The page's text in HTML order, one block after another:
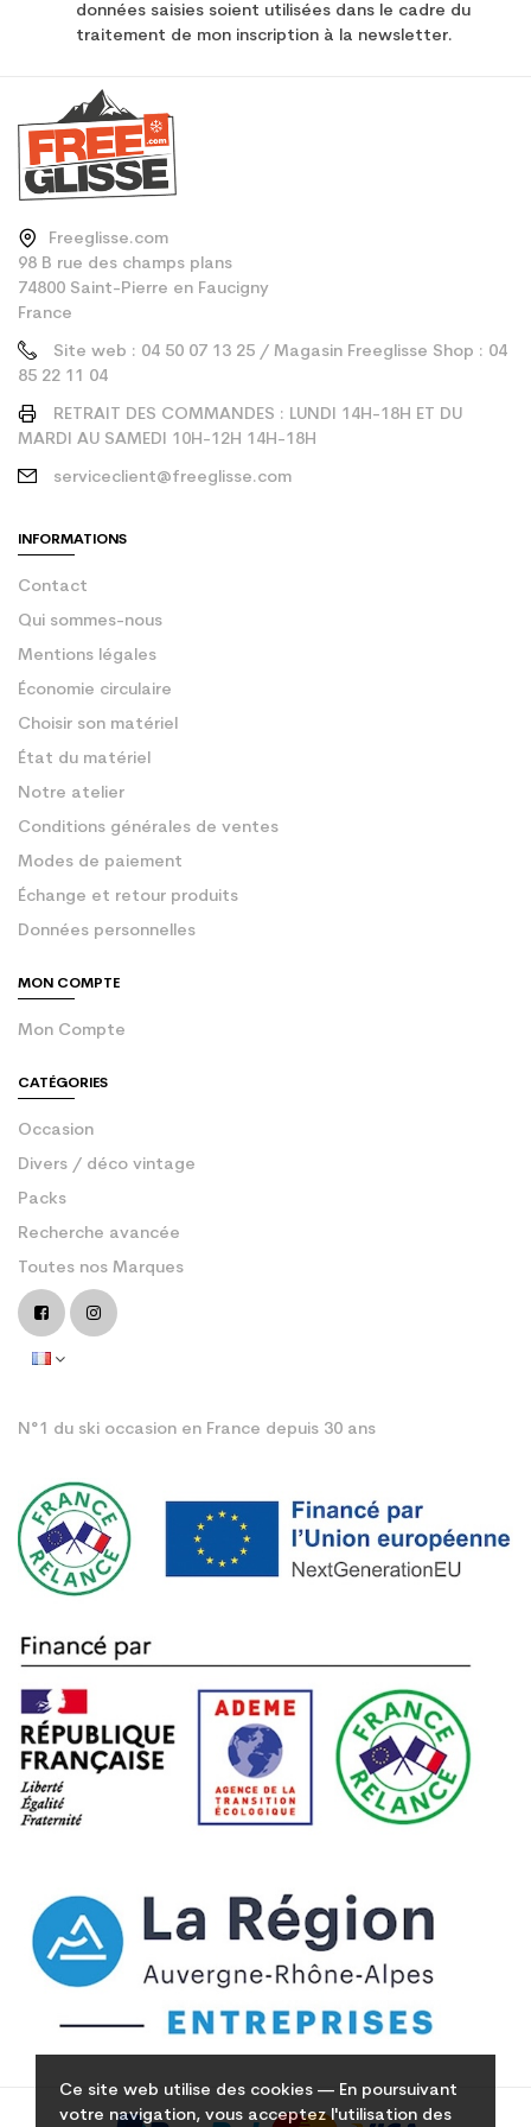
Ce site web utilise des cookies — En poursuivant
votre navigation, vous acceptez l'utilisation des
données saisies soient utilisées dans le cadre du
traitement de mon inscription à la newsletter.
Freeglisse.com
98 B rue des champs plans
74800 Saint-Pierre en Faucigny
France
Site web : 04 50 07 13 25 / Magasin Freeglisse Shop : 04
85 22 11 04
RETRAIT DES COMMANDES : LUNDI 14H-18H ET DU
MARDI AU SAMEDI 10H-12H 14H-18H
serviceclient@freeglisse.com
INFORMATIONS
Contact
Qui sommes-nous
Mentions légales
Économie circulaire
Choisir son matériel
État du matériel
Notre atelier
Conditions générales de ventes
Modes de paiement
Échange et retour produits
Données personnelles
MON COMPTE
Mon Compte
CATÉGORIES
Occasion
Divers / déco vintage
Packs
Recherche avancée
Toutes nos Marques
N°1 du ski occasion en France depuis 30 ans